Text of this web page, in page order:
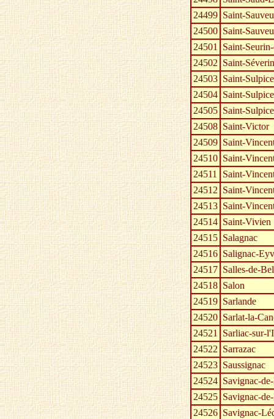
24499 Saint-
24500 Saint-
24501 Saint-
24502 Saint-
24503 Saint-
24504 Saint-
24505 Saint-
24508 Saint-Victor
24509 Saint-
24510 Saint-
24511
Saint-
24512 Saint-
24513 Saint-
24514 Saint-Vivien
24515 Salagnac
24516 Salignac-
24517 Salles-de-
24518 Salon
24519 Sarlande
24520 Sarlat-la-
24521 Sarliac-sur-
24522 Sarrazac
24523 Saussignac
24524 Savignac-
24525 Savignac-
24526 Savignac-